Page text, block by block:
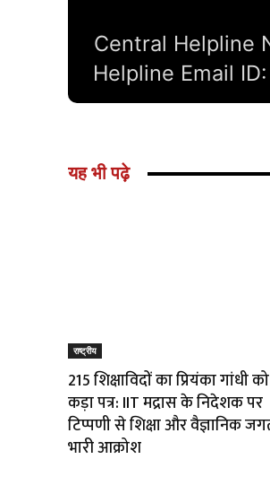
यह भी पढ़े
राष्ट्रीय
215 शिक्षाविदों का प्रियंका गांधी को
कड़ा पत्र: IIT मद्रास के निदेशक पर
टिप्पणी से शिक्षा और वैज्ञानिक
भारी आक्रोश